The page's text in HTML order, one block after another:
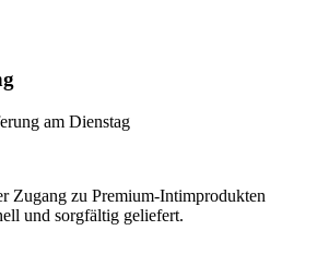
am Dienstag
Zugang zu Premium-Intimprodukten
und sorgfältig geliefert.